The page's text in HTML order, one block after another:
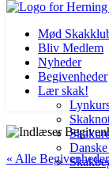
Videre
indhold
Mød
Bliv Medlem
Nyheder
Begivenheder
Lær skak!
« Alle Begivenheder